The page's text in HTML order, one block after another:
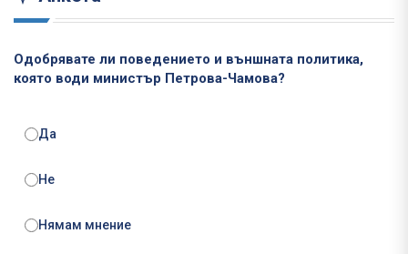
Одобрявате ли поведението и външната политика,
която води министър Петрова-Чамова?
Да
Не
Нямам мнение